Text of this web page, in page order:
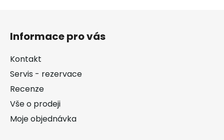
Informace pro vás
Kontakt
Servis - rezervace
Recenze
Vše o prodeji
Moje objednávka